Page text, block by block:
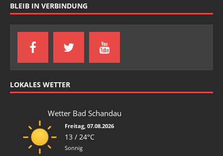
BLEIB IN VERBINDUNG
LOKALES WETTER
Wetter Bad Schandau
Freitag, 07.08.2026
13 / 24°C
Sonnig